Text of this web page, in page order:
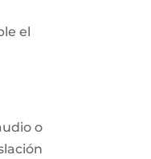
el
o